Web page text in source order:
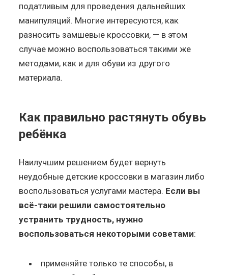
податливым для проведения дальнейших
манипуляций. Многие интересуются, как
разносить замшевые кроссовки, — в этом
случае можно воспользоваться такими же
методами, как и для обуви из другого
материала.
Как правильно растянуть обувь
ребёнка
Наилучшим решением будет вернуть
неудобные детские кроссовки в магазин либо
воспользоваться услугами мастера. Если вы
всё-таки решили самостоятельно
устранить трудность, нужно
воспользоваться некоторыми советами:
применяйте только те способы, в